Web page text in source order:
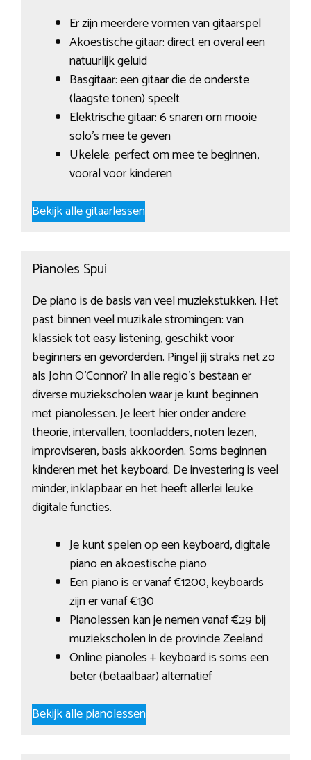
Er zijn meerdere vormen van gitaarspel
Akoestische gitaar: direct en overal een
natuurlijk geluid
Basgitaar: een gitaar die de onderste
(laagste tonen) speelt
Elektrische gitaar: 6 snaren om mooie
solo’s mee te geven
Ukelele: perfect om mee te beginnen,
vooral voor kinderen
Bekijk alle gitaarlessen
Pianoles Spui
De piano is de basis van veel muziekstukken. Het
past binnen veel muzikale stromingen: van
klassiek tot easy listening, geschikt voor
beginners en gevorderden. Pingel jij straks net zo
als John O’Connor? In alle regio’s bestaan er
diverse muziekscholen waar je kunt beginnen
met pianolessen. Je leert hier onder andere
theorie, intervallen, toonladders, noten lezen,
improviseren, basis akkoorden. Soms beginnen
kinderen met het keyboard. De investering is veel
minder, inklapbaar en het heeft allerlei leuke
digitale functies.
Je kunt spelen op een keyboard, digitale
piano en akoestische piano
Een piano is er vanaf €1200, keyboards
zijn er vanaf €130
Pianolessen kan je nemen vanaf €29 bij
muziekscholen in de provincie Zeeland
Online pianoles + keyboard is soms een
beter (betaalbaar) alternatief
Bekijk alle pianolessen